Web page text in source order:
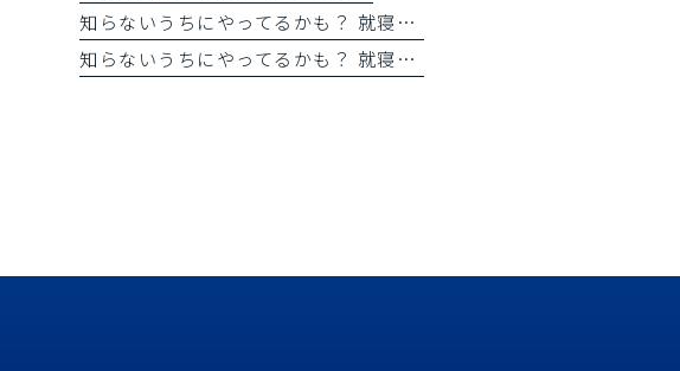
知らないうちにやってるかも？ 就寝中の歯ぎしり・食いしばり【後編】
知らないうちにやってるかも？ 就寝中の歯ぎしり・食いしばり 【前編】